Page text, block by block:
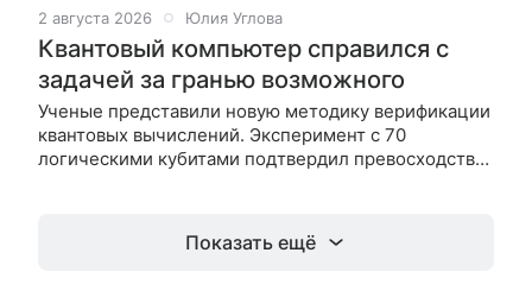
2 августа 2026 Юлия Углова
Квантовый компьютер справился с
задачей за гранью возможного
Ученые представили новую методику верификации
квантовых вычислений. Эксперимент с 70
логическими кубитами подтвердил превосходство
Показать ещё